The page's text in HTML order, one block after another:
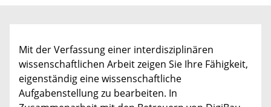
Mit der Verfassung einer interdisziplinären
wissenschaftlichen Arbeit zeigen Sie Ihre Fähigkeit,
eigenständig eine wissenschaftliche
Aufgabenstellung zu bearbeiten. In